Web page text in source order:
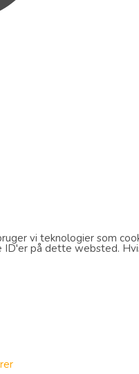
vi teknologier som
på dette websted.